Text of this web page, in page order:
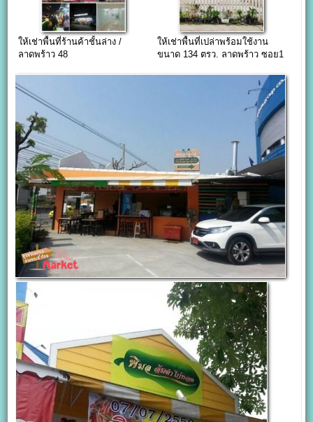
ให้เช่าพื้นที่ร้านค้าชั้นล่าง /
ลาดพร้าว 48
ให้เช่าพื้นที่เปล่าพร้อมใช้งาน
ขนาด 134 ตรว. ลาดพร้าว ซอย1